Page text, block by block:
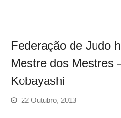
Federação de Judo
Mestre dos Mestres
Kobayashi
22 Outubro, 2013